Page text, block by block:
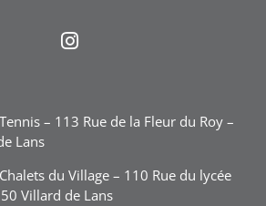
– 113 Rue de la Fleur du Roy –
Lans
du Village – 110 Rue du lycée
Villard de Lans